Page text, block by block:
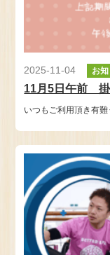
2025-11-04 お
11月5日午前 掛
いつもご利用頂き有